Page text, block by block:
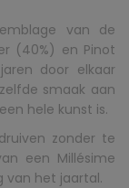
van de
(40%) en Pinot
door elkaar
smaak aan
hele kunst is.
zonder te
een Millésime
van het jaartal.